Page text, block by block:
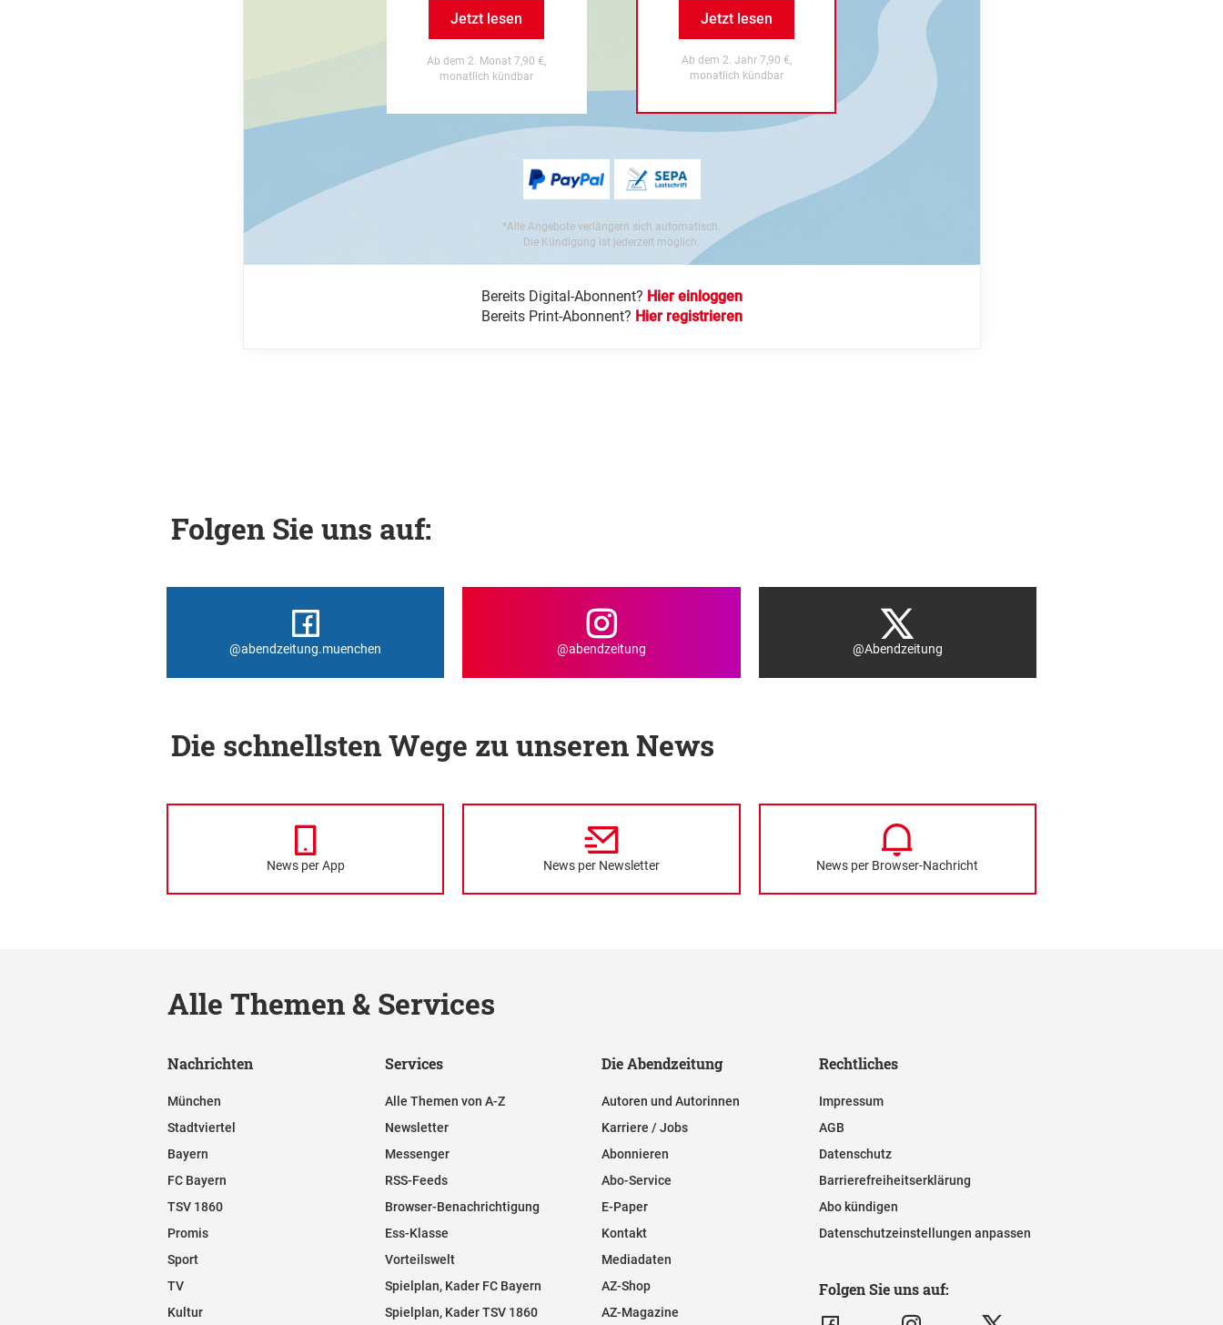
Jetzt lesen
Ab dem 2. Monat 7,90 €,
monatlich kündbar
Jetzt lesen
Ab dem 2. Jahr 7,90 €,
monatlich kündbar
*Alle Angebote verlängern sich automatisch.
Die Kündigung ist jederzeit möglich.
Bereits Digital-Abonnent? Hier einloggen
Bereits Print-Abonnent? Hier registrieren
Folgen Sie uns auf:
@abendzeitung.muenchen @abendzeitung @Abendzeitung
Die schnellsten Wege zu unseren News
News per App News per Newsletter News per Browser-Nachricht
Alle Themen & Services
Nachrichten
München
Stadtviertel
Bayern
FC Bayern
TSV 1860
Promis
Sport
TV
Kultur
Services
Alle Themen von A-Z
Newsletter
Messenger
RSS-Feeds
Browser-Benachrichtigung
Ess-Klasse
Vorteilswelt
Spielplan, Kader FC Bayern
Spielplan, Kader TSV 1860
Die Abendzeitung
Autoren und Autorinnen
Karriere / Jobs
Abonnieren
Abo-Service
E-Paper
Kontakt
Mediadaten
AZ-Shop
AZ-Magazine
Rechtliches
Impressum
AGB
Datenschutz
Barrierefreiheitserklärung
Abo kündigen
Datenschutzeinstellungen anpassen
Folgen Sie uns auf: